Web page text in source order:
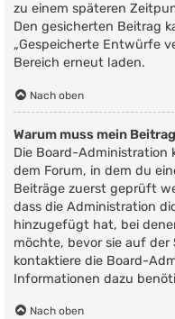
zu einem späteren
Den gesicherten Beitrag
„Gespeicherte Entwürfe
Bereich erneut laden.
Nach oben
Warum muss mein
Die Board-Administration
dem Forum, in dem du
Beiträge zuerst geprüft
dass die Administration
hinzugefügt hat, bei
möchte, bevor sie auf
kontaktiere die Board-
Informationen dazu
Nach oben